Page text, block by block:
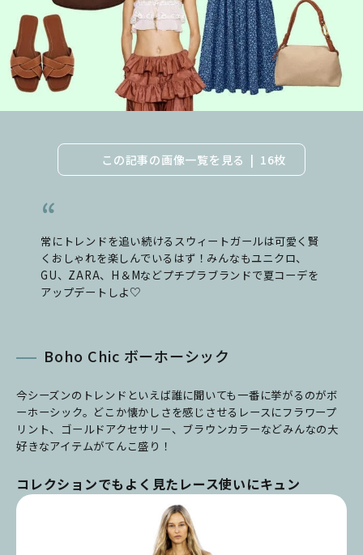
この記事の画像一覧を見る 16枚
常にトレンドを追い続けるスウィートガールは可愛く賢
くおしゃれを楽しんでいるはず！みんなもユニクロ、
GU、ZARA、H＆Mなどプチプラブランドで夏コーデを
アップデートしよ♡
Boho Chic ボーホーシック
今シーズンのトレンドといえば誰に聞いても一番に挙がるのがボ
ーホーシック。どこか懐かしさを感じさせるレースにフラワープ
リント、ゴールドアクセサリー、ブラウンカラーなどみんなの大
好きなアイテムがてんこ盛り！
コレクションでもよく見たレース使いにキュン